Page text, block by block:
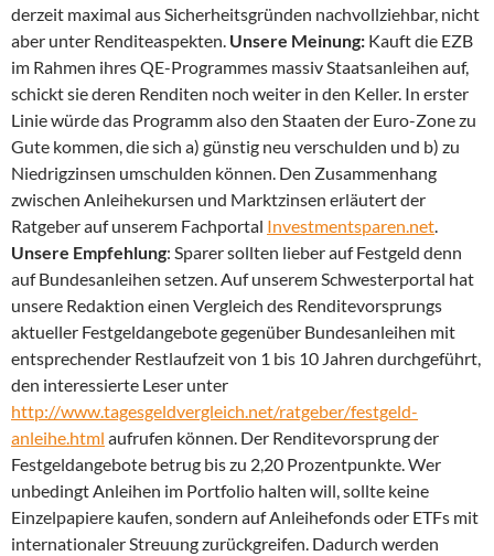
derzeit maximal aus Sicherheitsgründen nachvollziehbar, nicht
aber unter Renditeaspekten. Unsere Meinung: Kauft die EZB
im Rahmen ihres QE-Programmes massiv Staatsanleihen auf,
schickt sie deren Renditen noch weiter in den Keller. In erster
Linie würde das Programm also den Staaten der Euro-Zone zu
Gute kommen, die sich a) günstig neu verschulden und b) zu
Niedrigzinsen umschulden können. Den Zusammenhang
zwischen Anleihekursen und Marktzinsen erläutert der
Ratgeber auf unserem Fachportal Investmentsparen.net.
Unsere Empfehlung: Sparer sollten lieber auf Festgeld denn
auf Bundesanleihen setzen. Auf unserem Schwesterportal hat
unsere Redaktion einen Vergleich des Renditevorsprungs
aktueller Festgeldangebote gegenüber Bundesanleihen mit
entsprechender Restlaufzeit von 1 bis 10 Jahren durchgeführt,
den interessierte Leser unter
http://www.tagesgeldvergleich.net/ratgeber/festgeld-
anleihe.html aufrufen können. Der Renditevorsprung der
Festgeldangebote betrug bis zu 2,20 Prozentpunkte. Wer
unbedingt Anleihen im Portfolio halten will, sollte keine
Einzelpapiere kaufen, sondern auf Anleihefonds oder ETFs mit
internationaler Streuung zurückgreifen. Dadurch werden